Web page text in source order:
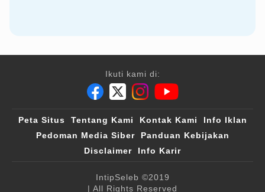
Ikuti kami di:
Peta Situs Tentang Kami Kontak Kami
Info Iklan
Pedoman Media Siber
Panduan Kebijakan
Disclaimer
Info Karir
IntipSeleb ©2019
| All Rights Reserved